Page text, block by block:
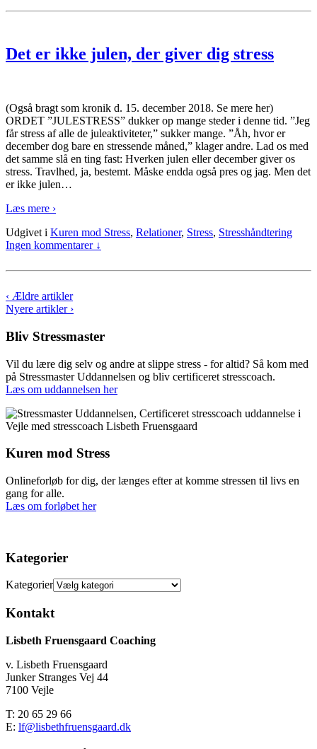
Det er ikke julen, der giver dig stress
(Også bragt som kronik d. 15. december 2018. Se mere her)
ORDET ”JULESTRESS” dukker op mange steder i denne tid. ”Jeg
får stress af alle de juleaktiviteter,” sukker mange. ”Åh, hvor er
december dog bare en stressende måned,” klager andre. Lad os med
det samme slå en ting fast: Hverken julen eller december giver os
stress. Travlhed, ja, bestemt. Måske endda også pres og jag. Men det
er ikke julen…
Læs mere ›
Udgivet i Kuren mod Stress, Relationer, Stress, Stresshåndtering
Ingen kommentarer ↓
‹ Ældre artikler
Nyere artikler ›
Bliv Stressmaster
Vil du lære dig selv og andre at slippe stress - for altid? Så kom med
på Stressmaster Uddannelsen og bliv certificeret stresscoach.
Læs om uddannelsen her
Kuren mod Stress
Onlineforløb for dig, der længes efter at komme stressen til livs en
gang for alle.
Læs om forløbet her
Kategorier
Kategorier
Kontakt
Lisbeth Fruensgaard Coaching
v. Lisbeth Fruensgaard
Junker Stranges Vej 44
7100 Vejle
T: 20 65 29 66
E: lf@lisbethfruensgaard.dk